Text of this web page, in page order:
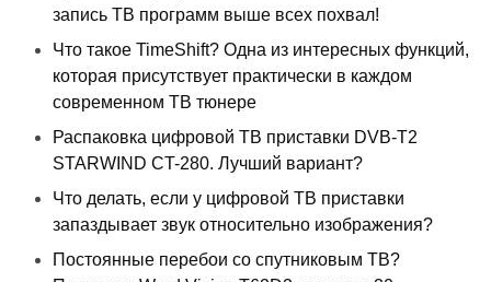
запись ТВ программ выше всех похвал!
Что такое TimeShift? Одна из интересных функций,
которая присутствует практически в каждом
современном ТВ тюнере
Распаковка цифровой ТВ приставки DVB-T2
STARWIND CT-280. Лучший вариант?
Что делать, если у цифровой ТВ приставки
запаздывает звук относительно изображения?
Постоянные перебои со спутниковым ТВ?